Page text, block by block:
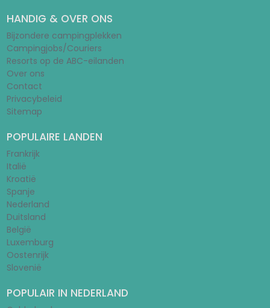
HANDIG & OVER ONS
Bijzondere campingplekken
Campingjobs/Couriers
Resorts op de ABC-eilanden
Over ons
Contact
Privacybeleid
Sitemap
POPULAIRE LANDEN
Frankrijk
Italië
Kroatië
Spanje
Nederland
Duitsland
België
Luxemburg
Oostenrijk
Slovenië
POPULAIR IN NEDERLAND